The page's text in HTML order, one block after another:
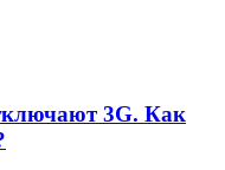
3G. Как